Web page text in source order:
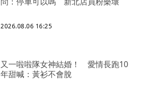
2026.08.06 16:25
又一啦啦隊女神結婚！ 愛情長跑10
年甜喊：黃衫不會脫